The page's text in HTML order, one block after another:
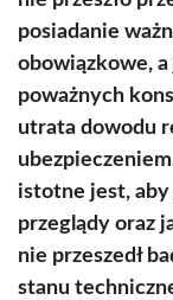
posiadanie
obowiązkowe,
poważnych
utrata dowodu
istotne jest,
przeglądy oraz
nie przeszedł
stanu